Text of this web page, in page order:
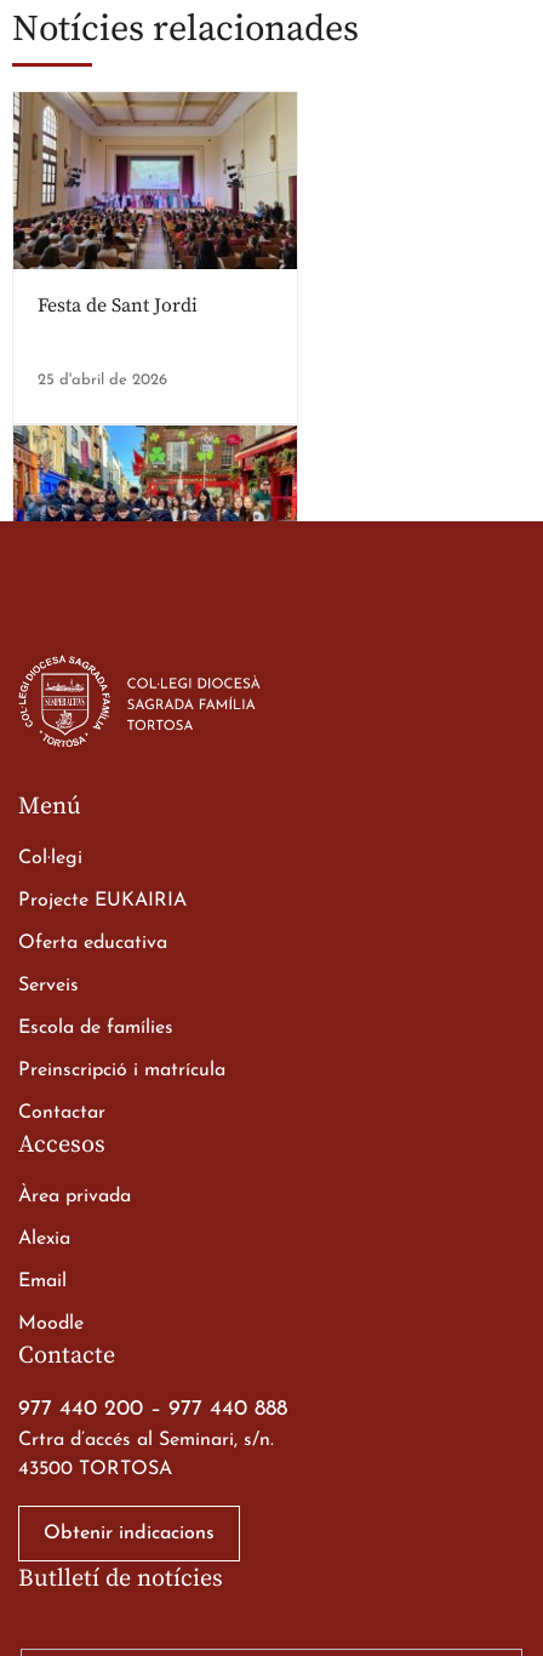
Notícies relacionades
Festa de Sant Jordi
25 d'abril de 2026
d’ESO-BSD a Irlanda
23 de març de 2026
Xerrada del Sr. Bisbe als
Batxillerat
a les ciutats imperials
Contacte
977 440 200 – 977 440 888
Crtra d’accés al Seminari, s/n.
43500 TORTOSA
Obtenir indicacions
Menú
Col·legi
Projecte EUKAIRIA
Oferta educativa
Serveis
Escola de famílies
Preinscripció i matrícula
Contactar
Accesos
Àrea privada
Alexia
Email
Moodle
Butlletí de notícies